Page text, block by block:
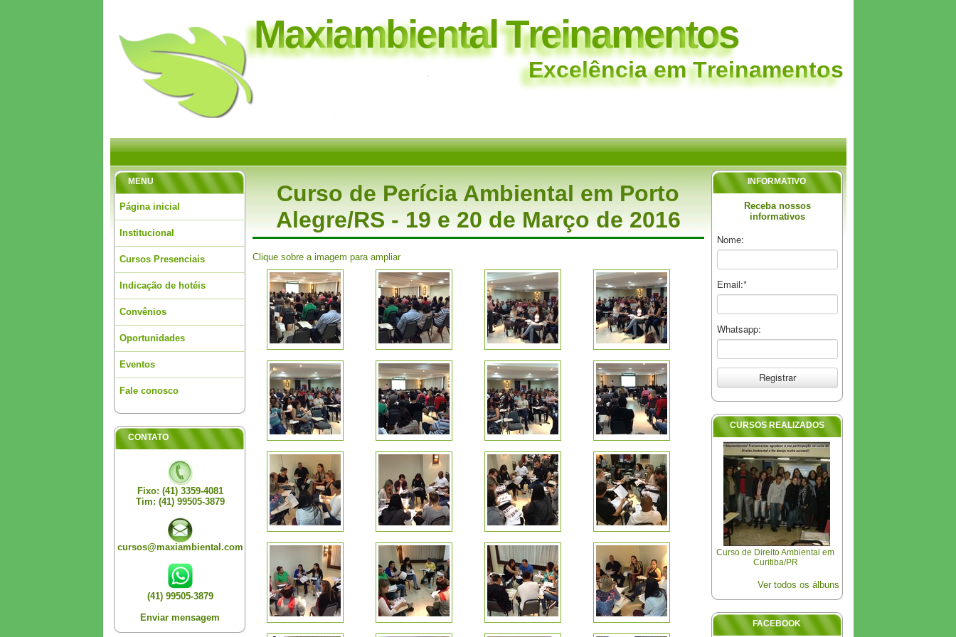
Maxiambiental Treinamentos
Excelência em Treinamentos
MENU
Página inicial
Institucional
Cursos Presenciais
Indicação de hotéis
Convênios
Oportunidades
Eventos
Fale conosco
CONTATO
Fixo: (41) 3359-4081
Tim: (41) 99505-3879
cursos@maxiambiental.com
(41) 99505-3879
Enviar mensagem
INFORMATIVO
Receba nossos
informativos
Nome:
Email:*
Whatsapp:
CURSOS REALIZADOS
Curso de Direito Ambiental em
Curitiba/PR
Ver todos os álbuns
FACEBOOK
Curso de Perícia Ambiental em Porto
Alegre/RS - 19 e 20 de Março de 2016
Clique sobre a imagem para ampliar